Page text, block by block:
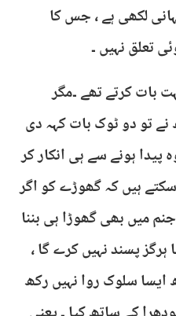
لکھی ہے ، جس کا
تعلق نہیں ۔
بات کرتے تھے ۔مگر
نے تو دو ٹوک بات کہہ دی
ہونے سے ہی انکار کر
ہیں کہ گھوڑے کو اگر
میں بھی گھوڑا ہی بننا
ہرگز پسند نہیں کرے گا ،
ایسا سلوک روا نہیں رکھ